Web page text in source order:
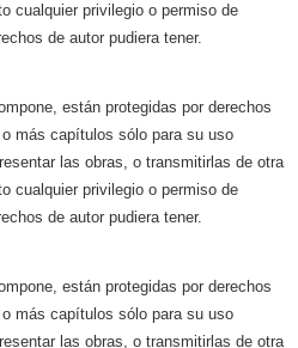
cualquier privilegio o permiso de
de autor pudiera tener.
están protegidas por derechos
más capítulos sólo para su uso
las obras, o transmitirlas de otra
cualquier privilegio o permiso de
de autor pudiera tener.
están protegidas por derechos
más capítulos sólo para su uso
las obras, o transmitirlas de otra